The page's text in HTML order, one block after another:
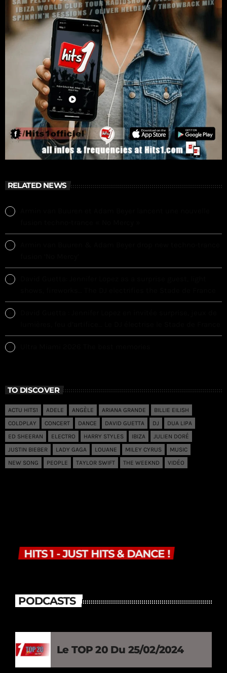
RELATED NEWS
TO DISCOVER
ACTU HITS1 ADELE ANGÈLE ARIANA GRANDE
BILLIE EILISH
COLDPLAY
CONCERT DANCE DAVID GUETTA DJ
DUA LIPA
ED SHEERAN
ELECTRO HARRY STYLES IBIZA
JULIEN DORÉ
JUSTIN BIEBER
LADY GAGA LOUANE MILEY CYRUS
MUSIC
NEW SONG
PEOPLE TAYLOR SWIFT THE WEEKND VIDÉO
HITS 1 - JUST HITS & DANCE !
PODCASTS
Le TOP 20 Du 25/02/2024